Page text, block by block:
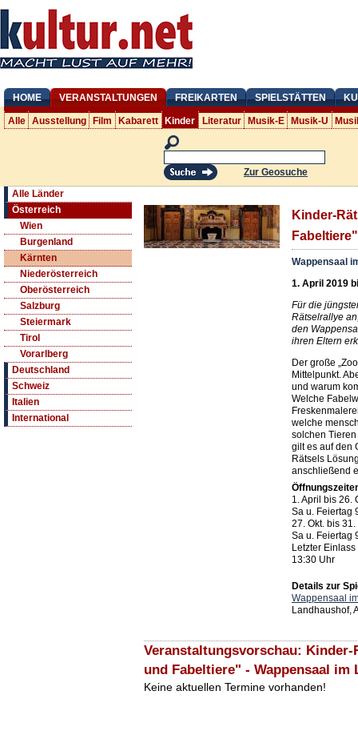
HOME VERANSTALTUNGEN FREIKARTEN SPIELSTÄTTEN
Alle Ausstellung Film Kabarett Kinder Literatur Musik-E Musik-U
Zur Geosuche
Alle Länder
Österreich
Wien
Burgenland
Kärnten
Niederösterreich
Oberösterreich
Salzburg
Steiermark
Tirol
Vorarlberg
Deutschland
Schweiz
Italien
International
Kinder-
Fabeltiere"
Wappensaal
1. April 2019
Für die
Rätselrallye
den
ihren Eltern
Der große
Mittelpunkt.
und warum
Welche
welche
solchen
gilt es auf den
Rätsels
anschließend
1. April bis 26.
Sa u. Feiertag
27. Okt. bis
Sa u. Feiertag
Letzter
13:30 Uhr
Details zur
Wappensaal
Landhaushof,
Veranstaltungsvorschau: Kinder-
und Fabeltiere" - Wappensaal im
Keine aktuellen Termine vorhanden!